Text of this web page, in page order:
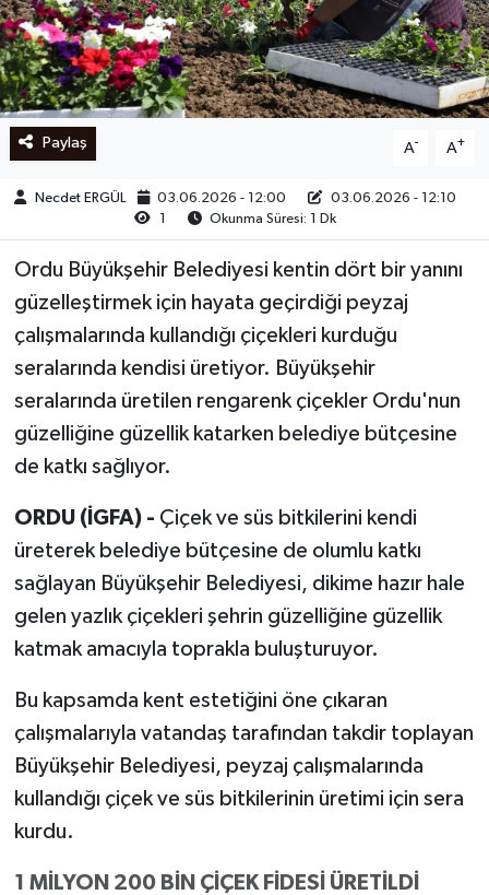
Paylaş A- A+
Necdet ERGÜL 03.06.2026 - 12:00
03.06.2026 - 12:10
1
Okunma Süresi: 1 Dk
Ordu Büyükşehir Belediyesi kentin dört bir yanını
güzelleştirmek için hayata geçirdiği peyzaj
çalışmalarında kullandığı çiçekleri kurduğu
seralarında kendisi üretiyor. Büyükşehir
seralarında üretilen rengarenk çiçekler Ordu'nun
güzelliğine güzellik katarken belediye bütçesine
de katkı sağlıyor.
ORDU (İGFA) - Çiçek ve süs bitkilerini kendi
üreterek belediye bütçesine de olumlu katkı
sağlayan Büyükşehir Belediyesi, dikime hazır hale
gelen yazlık çiçekleri şehrin güzelliğine güzellik
katmak amacıyla toprakla buluşturuyor.
Bu kapsamda kent estetiğini öne çıkaran
çalışmalarıyla vatandaş tarafından takdir toplayan
Büyükşehir Belediyesi, peyzaj çalışmalarında
kullandığı çiçek ve süs bitkilerinin üretimi için sera
kurdu.
1 MİLYON 200 BİN ÇİÇEK FİDESİ ÜRETİLDİ
Ege
İzmir
İletişim
Künye
Yerel